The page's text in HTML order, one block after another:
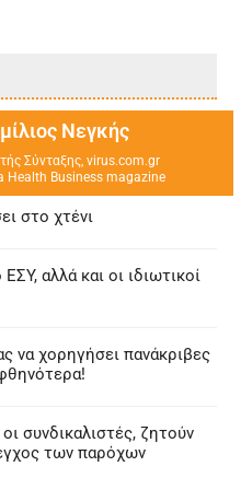
Νεγκής
Σύνταξης, virus.com.gr
Health Business magazine
στο χτένι
αλλά και οι ιδιωτικοί
να χορηγήσει πανάκριβες
συνδικαλιστές, ζητούν
των παρόχων